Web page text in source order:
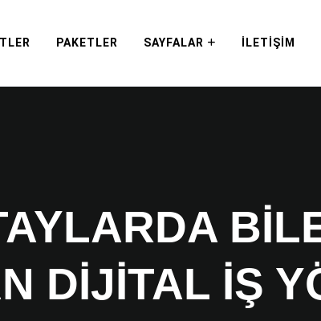
PAKETLER SAYFALAR İLETIŞIM
DIJITAL İŞ